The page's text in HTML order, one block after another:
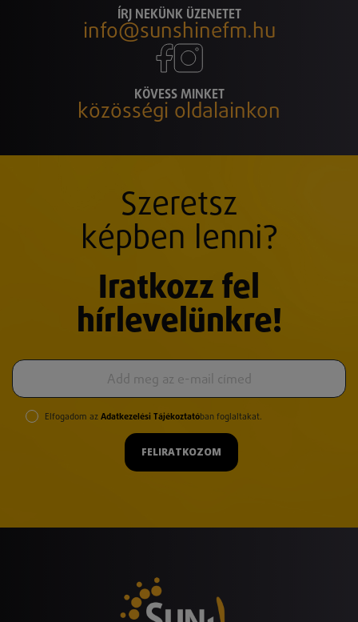
ÍRJ NEKÜNK ÜZENETET
info@sunshinefm.hu
KÖVESS MINKET
közösségi oldalainkon
Szeretsz
képben lenni?
Iratkozz fel
hírlevelünkre!
Elfogadom az Adatkezelési Tájékoztatóban foglaltakat.
FELIRATKOZOM